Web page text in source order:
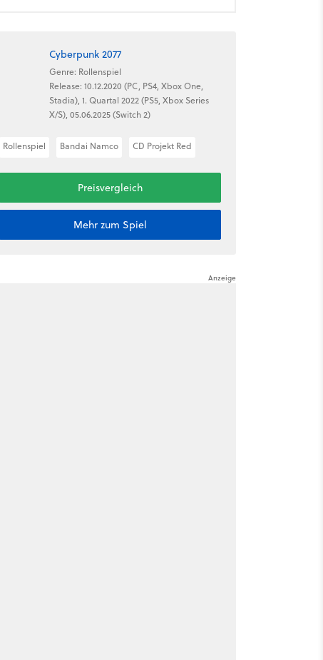
Cyberpunk 2077
Genre: Rollenspiel
Release: 10.12.2020 (PC, PS4, Xbox One,
Stadia), 1. Quartal 2022 (PS5, Xbox Series
X/S), 05.06.2025 (Switch 2)
Rollenspiel Bandai Namco CD Projekt Red
Preisvergleich
Mehr zum Spiel